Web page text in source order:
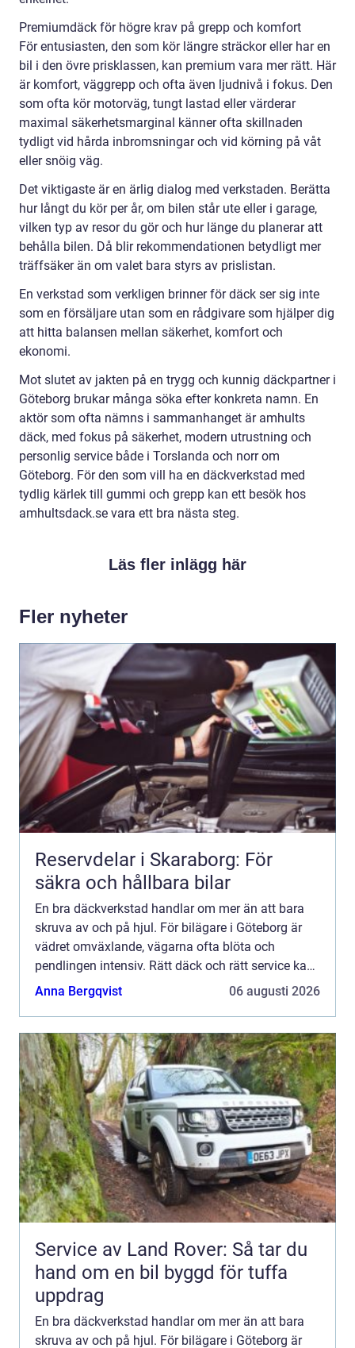
Premiumdäck för högre krav på grepp och komfort
För entusiasten, den som kör längre sträckor eller har en
bil i den övre prisklassen, kan premium vara mer rätt. Här
är komfort, väggrepp och ofta även ljudnivå i fokus. Den
som ofta kör motorväg, tungt lastad eller värderar
maximal säkerhetsmarginal känner ofta skillnaden
tydligt vid hårda inbromsningar och vid körning på våt
eller snöig väg.
Det viktigaste är en ärlig dialog med verkstaden. Berätta
hur långt du kör per år, om bilen står ute eller i garage,
vilken typ av resor du gör och hur länge du planerar att
behålla bilen. Då blir rekommendationen betydligt mer
träffsäker än om valet bara styrs av prislistan.
En verkstad som verkligen brinner för däck ser sig inte
som en försäljare utan som en rådgivare som hjälper dig
att hitta balansen mellan säkerhet, komfort och
ekonomi.
Mot slutet av jakten på en trygg och kunnig däckpartner i
Göteborg brukar många söka efter konkreta namn. En
aktör som ofta nämns i sammanhanget är amhults
däck, med fokus på säkerhet, modern utrustning och
personlig service både i Torslanda och norr om
Göteborg. För den som vill ha en däckverkstad med
tydlig kärlek till gummi och grepp kan ett besök hos
amhultsdack.se vara ett bra nästa steg.
Läs fler inlägg här
Fler nyheter
Reservdelar i Skaraborg: För
säkra och hållbara bilar
En bra däckverkstad handlar om mer än att bara
skruva av och på hjul. För bilägare i Göteborg är
vädret omväxlande, vägarna ofta blöta och
pendlingen intensiv. Rätt däck och rätt service kan
vara skillnaden mellan en trygg resa och en onödig
Anna Bergqvist 06 augusti 2026
Service av Land Rover: Så tar du
hand om en bil byggd för tuffa
uppdrag
En bra däckverkstad handlar om mer än att bara
skruva av och på hjul. För bilägare i Göteborg är